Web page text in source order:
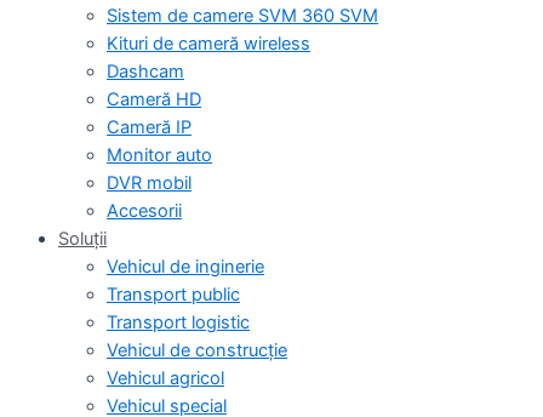
Sistem de camere SVM 360 SVM
Kituri de cameră wireless
Dashcam
Cameră HD
Cameră IP
Monitor auto
DVR mobil
Accesorii
Soluții
Vehicul de inginerie
Transport public
Transport logistic
Vehicul de construcție
Vehicul agricol
Vehicul special